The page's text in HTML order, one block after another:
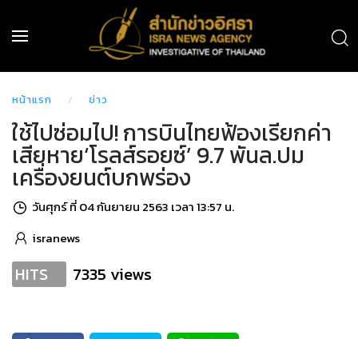
หน้าแรก ข่าว
ใช้ไปซ่อมไป! การบินไทยฟ้องเรียกค่า
เสียหาย‘โรลส์รอยซ์’ 9.7 พันล.ปม
เครื่องยนต์บกพร่อง
วันศุกร์ ที่ 04 กันยายน 2563 เวลา 13:57 น.
isranews
HITS 7335 views